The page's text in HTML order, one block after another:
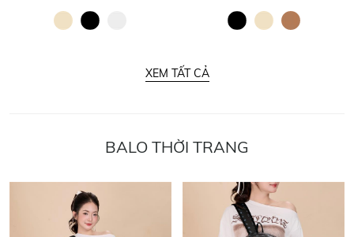
XEM TẤT CẢ
BALO THỜI TRANG